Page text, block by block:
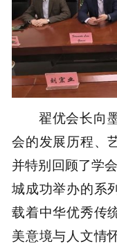
翟优会长向
会的发展历程、
并特别回顾了学
城成功举办的系
载着中华优秀传
美意境与人文情